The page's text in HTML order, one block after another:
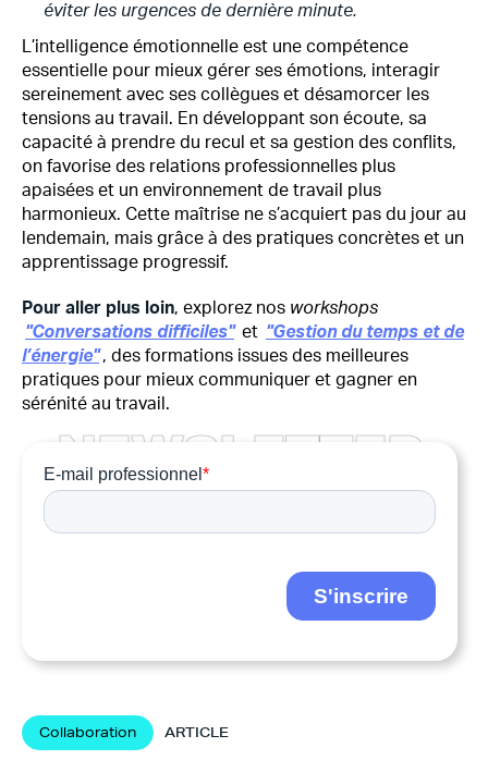
éviter les urgences de dernière minute.
L’intelligence émotionnelle est une compétence
essentielle pour mieux gérer ses émotions, interagir
sereinement avec ses collègues et désamorcer les
tensions au travail. En développant son écoute, sa
capacité à prendre du recul et sa gestion des conflits,
on favorise des relations professionnelles plus
apaisées et un environnement de travail plus
harmonieux. Cette maîtrise ne s’acquiert pas du jour au
lendemain, mais grâce à des pratiques concrètes et un
apprentissage progressif.
Pour aller plus loin, explorez nos workshops
"Conversations difficiles" et "Gestion du temps et de
l’énergie" , des formations issues des meilleures
pratiques pour mieux communiquer et gagner en
sérénité au travail.
NEWSL ETTER
Collaboration ARTICLE